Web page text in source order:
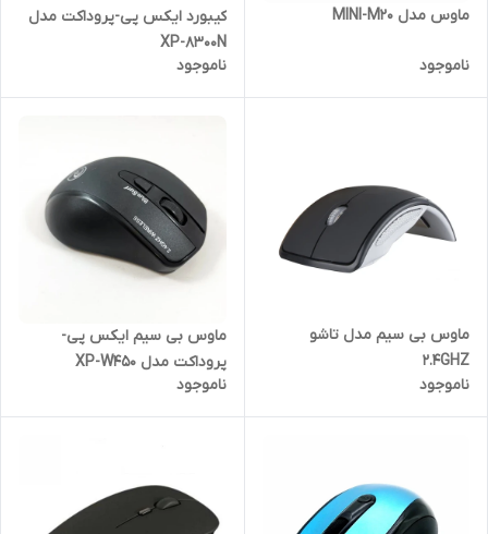
ماوس مدل MINI-M20
ناموجود
کیبورد ایکس پی-پروداکت مدل
XP-8300N
ناموجود
ماوس بی سیم مدل تاشو
2.4GHZ
ناموجود
ماوس بی سیم ایکس پی-
پروداکت مدل XP-W450
ناموجود